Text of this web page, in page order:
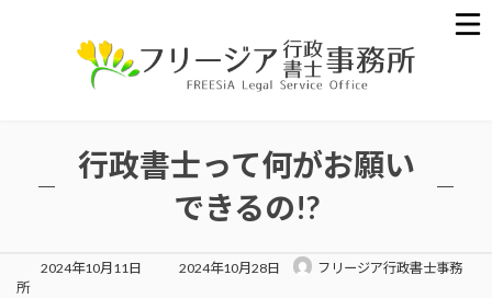
行政書士って何がお願い
できるの!?
2024年10月11日
最
2024年10月28日
フリージア行政書士事務
所